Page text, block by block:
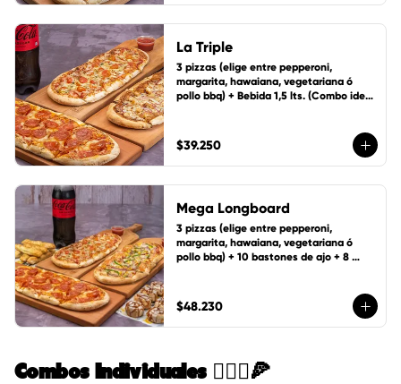
La Triple
3 pizzas (elige entre pepperoni,
margarita, hawaiana, vegetariana ó
pollo bbq) + Bebida 1,5 lts. (Combo ideal
$39.250
Mega Longboard
3 pizzas (elige entre pepperoni,
margarita, hawaiana, vegetariana ó
pollo bbq) + 10 bastones de ajo + 8
$48.230
Combos Individuales 🙋🏻‍♀️🍕